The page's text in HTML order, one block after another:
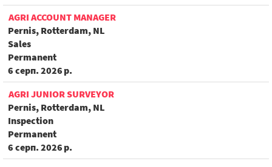
AGRI ACCOUNT MANAGER
Pernis, Rotterdam, NL
Sales
Permanent
6 серп. 2026 р.
AGRI JUNIOR SURVEYOR
Pernis, Rotterdam, NL
Inspection
Permanent
6 серп. 2026 р.